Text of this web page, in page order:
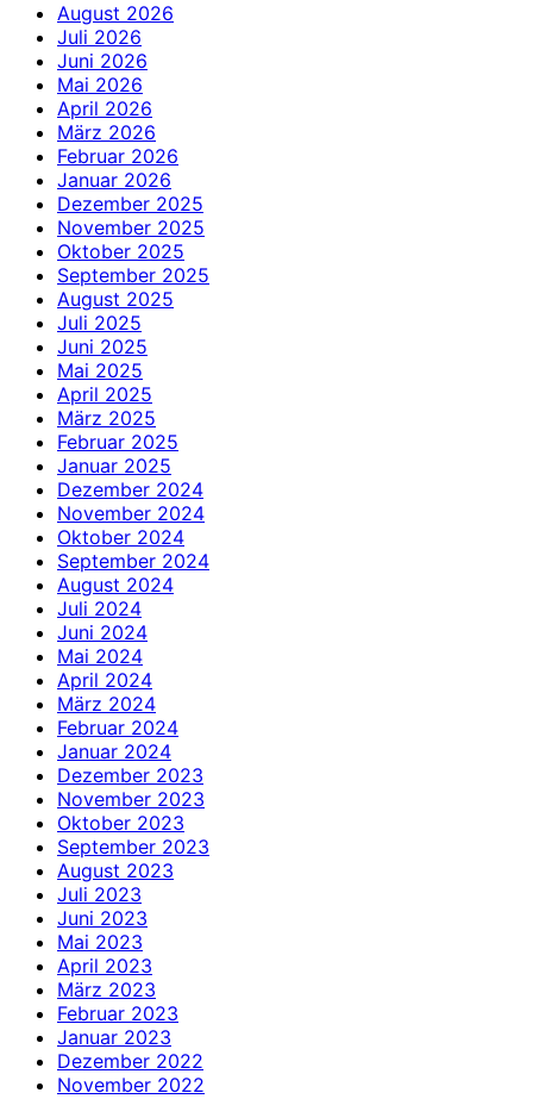
August 2026
Juli 2026
Juni 2026
Mai 2026
April 2026
März 2026
Februar 2026
Januar 2026
Dezember 2025
November 2025
Oktober 2025
September 2025
August 2025
Juli 2025
Juni 2025
Mai 2025
April 2025
März 2025
Februar 2025
Januar 2025
Dezember 2024
November 2024
Oktober 2024
September 2024
August 2024
Juli 2024
Juni 2024
Mai 2024
April 2024
März 2024
Februar 2024
Januar 2024
Dezember 2023
November 2023
Oktober 2023
September 2023
August 2023
Juli 2023
Juni 2023
Mai 2023
April 2023
März 2023
Februar 2023
Januar 2023
Dezember 2022
November 2022